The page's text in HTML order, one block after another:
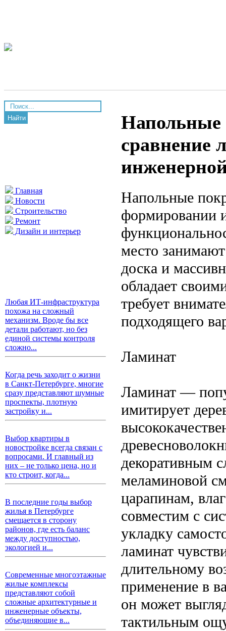
Найти
Главная
Новости
Строительство
Ремонт
Дизайн и интерьер
Любая ИТ-инфраструктура
похожа на сложный
механизм. Вроде бы все
детали работают, но без
единой системы контроля
сложно...
Когда речь заходит о жизни
в Санкт-Петербурге, многие
сразу представляют шумные
проспекты, плотную
застройку и...
Выбор квартиры в
новостройке всегда связан с
вопросами. И главный из
них – не только цена, но и
кто строит, когда...
В последние годы выбор
жилья в Петербурге
смещается в сторону
районов, где есть баланс
между доступностью,
экологией и...
Современные многоэтажные
жилые комплексы
представляют собой
сложные архитектурные и
инженерные объекты,
объединяющие в...
Напольные
сравнение
Напольные
формировании
место
доска и
обладает
требует
подходящего
Ламинат
Ламинат —
имитирует
декоративным
меламиновой
царапинам,
совместим с
укладку
ламинат
длительному
применение в
он может
тактильным